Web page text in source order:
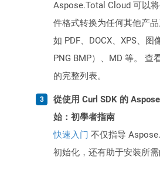
Aspose.Total Cloud 可以
件格式转换为任何其他产品
如 PDF、DOCX、XPS、图
PNG BMP）、MD 等。 查
的完整列表。
從使用 Curl SDK 的
始：初學者指南
快速入门 不仅指导
初始化，还有助于安装所需